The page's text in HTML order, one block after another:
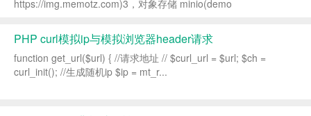
https://img.memotz.com)3，对象存储 minio(demo
PHP curl模拟ip与模拟浏览器header请求
function get_url($url) { //请求地址 // $curl_url = $url; $ch =
curl_init(); //生成随机ip $ip = mt_r...